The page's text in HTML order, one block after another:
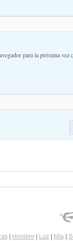
para la próxima vez
| Hombre Luz| Mía|